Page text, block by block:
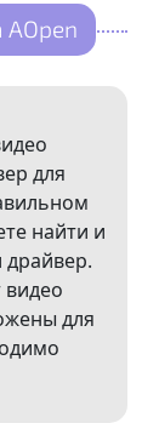
для
найти и
драйвер.
для